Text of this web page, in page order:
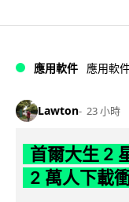
應用軟件 應用軟
Lawton 23 小時
首爾大生 2
2 萬人下載